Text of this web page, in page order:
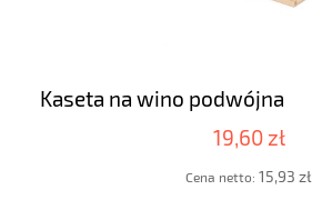
Kaseta na wino podwójna
19,60 zł
Cena netto: 15,93 zł